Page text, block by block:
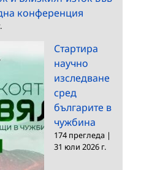
конференция
Стартира
научно
изследване
сред
българите в
чужбина
174 прегледа |
31 юли 2026 г.